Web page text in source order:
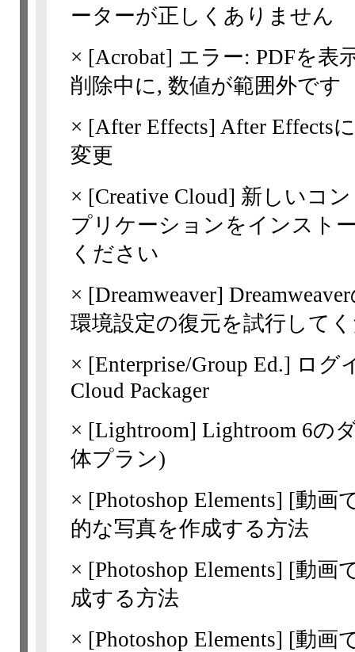
ーターが正しくありません
× [Acrobat] エラー: PDFを表
削除中に, 数値が範囲外です
× [After Effects] After Effects
変更
× [Creative Cloud] 新しいコ
プリケーションをインスト
ください
× [Dreamweaver]
環境設定の復元を試行して
× [Enterprise/Group Ed.] ログ
Cloud Packager
× [Lightroom] Lightroom 6の
体プラン)
× [Photoshop Elements] [動画
的な写真を作成する方法
× [Photoshop Elements] [動画
成する方法
× [Photoshop Elements] [動画